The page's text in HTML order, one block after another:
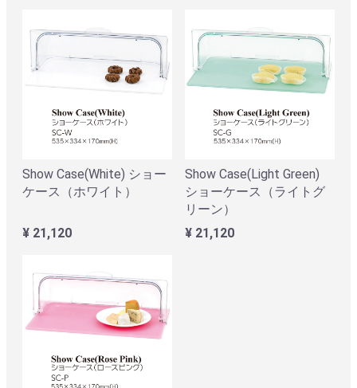
Show Case(White) ショー
ケース（ホワイト）
¥ 21,120
Show Case(Light Green)
ショーケース（ライトグ
リーン）
¥ 21,120